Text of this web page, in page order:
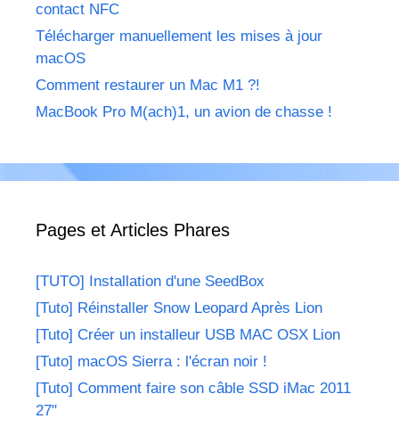
contact NFC
Télécharger manuellement les mises à jour
macOS
Comment restaurer un Mac M1 ?!
MacBook Pro M(ach)1, un avion de chasse !
Pages et Articles Phares
[TUTO] Installation d'une SeedBox
[Tuto] Réinstaller Snow Leopard Après Lion
[Tuto] Créer un installeur USB MAC OSX Lion
[Tuto] macOS Sierra : l'écran noir !
[Tuto] Comment faire son câble SSD iMac 2011
27"